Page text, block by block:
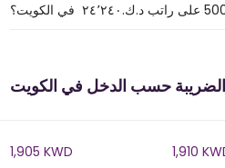
الضريبة حسب الدخل في الكويت
1,905 KWD 1,910